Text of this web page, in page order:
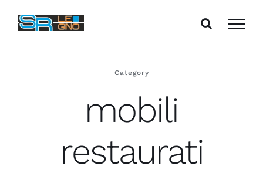
Category
mobili
restaurati